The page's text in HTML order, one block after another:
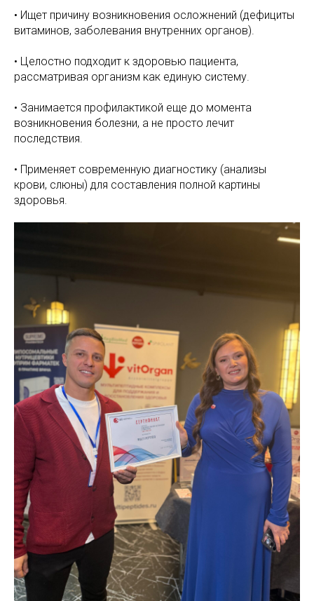
• Ищет причину возникновения осложнений (дефициты
витаминов, заболевания внутренних органов).
• Целостно подходит к здоровью пациента,
рассматривая организм как единую систему.
• Занимается профилактикой еще до момента
возникновения болезни, а не просто лечит
последствия.
• Применяет современную диагностику (анализы
крови, слюны) для составления полной картины
здоровья.